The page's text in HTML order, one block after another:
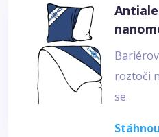
roztoči
se.